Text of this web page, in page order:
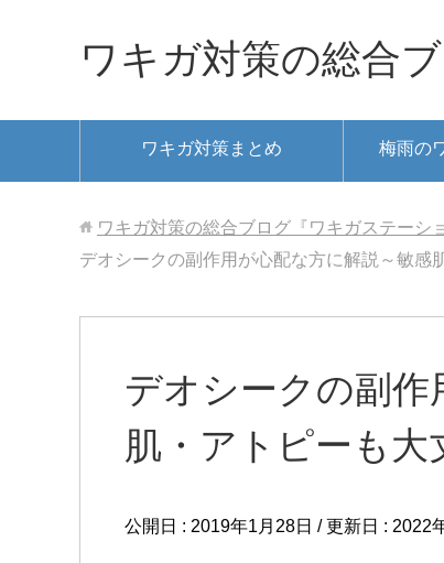
ワキガ対策の総合
ワキガ対策まとめ 梅雨の
ワキガ対策の総合ブログ『ワキガステーシ
デオシークの副作用が心配な方に解説～敏感
デオシークの副作
肌・アトピーも大
公開日 : 2019年1月28日 / 更新日 : 2022